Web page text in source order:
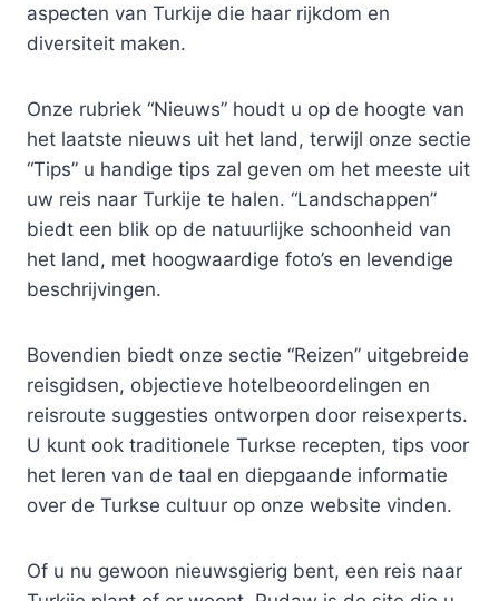
aspecten van Turkije die haar rijkdom en
diversiteit maken.
Onze rubriek “Nieuws” houdt u op de hoogte van
het laatste nieuws uit het land, terwijl onze sectie
“Tips” u handige tips zal geven om het meeste uit
uw reis naar Turkije te halen. “Landschappen”
biedt een blik op de natuurlijke schoonheid van
het land, met hoogwaardige foto’s en levendige
beschrijvingen.
Bovendien biedt onze sectie “Reizen” uitgebreide
reisgidsen, objectieve hotelbeoordelingen en
reisroute suggesties ontworpen door reisexperts.
U kunt ook traditionele Turkse recepten, tips voor
het leren van de taal en diepgaande informatie
over de Turkse cultuur op onze website vinden.
Of u nu gewoon nieuwsgierig bent, een reis naar